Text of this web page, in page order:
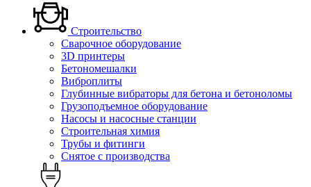
Строительство
Сварочное оборудование
3D принтеры
Бетономешалки
Виброплиты
Глубинные вибраторы для бетона и бетоноломы
Грузоподъемное оборудование
Насосы и насосные станции
Строительная химия
Трубы и фитинги
Снятое с производства